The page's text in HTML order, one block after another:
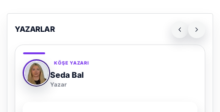
YAZARLAR
KÖŞE YAZARI
Adem Demir
Yazar